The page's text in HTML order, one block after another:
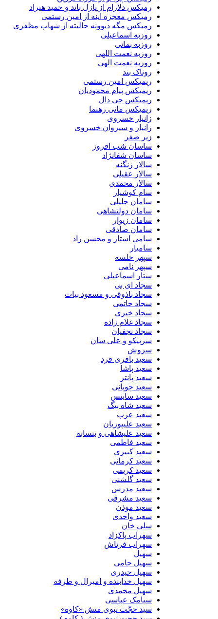
رمیکس دلارام از پازل باند و حمید هیراد
رمیکس معجزه اینه از امین رستمی
رمیکس مگه دیوونه حالیته از شهاب مظفری
روزبه اسماعیلی
روزبه بمانی
روزبه نعمت اللهی
روزبه نعمت الهی
روناک بند
ریمیکس امین رستمی
ریمیکس پیام محمودیان
ریمیکس جی دال
ریمیکس مانی رهنما
زانیار خسروی
زانیار و سیروان خسروی
زیر صفر
ساسان شب افروز
ساسان شفانژاد
سالار زنگنه
سالار عقیلی
سالار محمدی
سام کوشیار
سامان جلیلی
سامان دولتشاهی
سامان زیوار
سامان صادقی
سامی استار و محسن راد
سامیار
سپهر خلسه
سپهر نامی
ستار اسماعیلی
سجاد ای بی
سجاد باذوقی و مسعود بیات
سجاد حاتمی
سجاد خیری
سجاد غلام زاده
سجاد نجفیان
سرپیکو و علی سان
سروش
سعید باقری فرد
سعید پاشا
سعید پانتر
سعید چوپانی
سعید ساینس
سعید شاه بیگ
سعید عرب
سعید علیپوریان
سعید علیشاهی و بتسابه
سعید فاطمی
سعید کبیری
سعید کرمانی
سعید کریمی
سعید گلشنی
سعید مدرس
سعید مشرقی
سعید موذن
سعید واحدی
سلی خان
سهراب پاکزاد
سهراب فرتاش
سهیل
سهیل جامی
سهیل حیدری
سهیل خدابنده و امیرال و طرفه
سهیل محمدی
سیامک عباسی
سید حجّت نبوی منش «کاوه»